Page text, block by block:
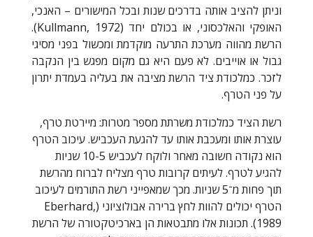
וניתן להציב אותה בדרכים שנות ובכל המישורים – האנכי,
האופקי והאלכסוני, או בכולם יחד (Kullmann, 1972
).
הרשת מהווה מערכת התרעה מוקדמת ומכשול בפני מסיגי
גבול או אוייבים. לא פעם היא גם מקום מפגש בין הנקבה
לזכר. כמלכודת ציד הרשת מציבה את בעליה בעמדת יתרון
על פני הטרף.
רשת הציד כמלכודת משרתת מספר מטרות: מיירטת טרף,
עוצרת אותו ומעכבת אותו עד להגעת העכביש. עיכוב הטרף
הוא נקודה חשובה מאחר ולוקח לעכביש 10-5 שניות
להגיע לטרף. לעיתים קרובות טרף מצליח לברוח מהרשת
תוך פחות מ־5 שניות. מכך שמאפייני רשת התורמים לעיכוב
הטרף יכולים להוות לחץ ברירה אבולוציוני (Eberhard,
1989). תכונות אלו מתבטאות הן בארכיטקטורה של הרשת